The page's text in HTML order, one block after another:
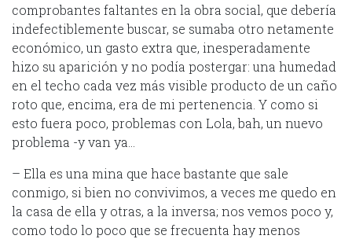
comprobantes faltantes en la obra social, que debería
indefectiblemente buscar, se sumaba otro netamente
económico, un gasto extra que, inesperadamente
hizo su aparición y no podía postergar: una humedad
en el techo cada vez más visible producto de un caño
roto que, encima, era de mi pertenencia. Y como si
esto fuera poco, problemas con Lola, bah, un nuevo
problema -y van ya…
– Ella es una mina que hace bastante que sale
conmigo, si bien no convivimos, a veces me quedo en
la casa de ella y otras, a la inversa; nos vemos poco y,
como todo lo poco que se frecuenta hay menos